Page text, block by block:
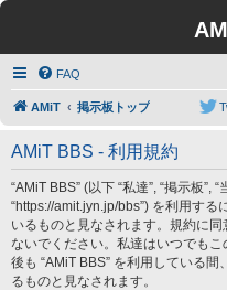
FAQ
AMiT 掲示板トップ
AMiT BBS - 利用規約
“AMiT BBS” (以下 “私達”, “掲示板”,
“https://amit.jyn.jp/bbs”) を利用す
いるものと見なされます。規約に
ないでください。私達はいつでも
後も “AMiT BBS” を利用している
るものと見なされます。